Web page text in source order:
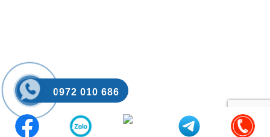
0972 010 686